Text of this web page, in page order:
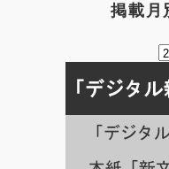
掲載月